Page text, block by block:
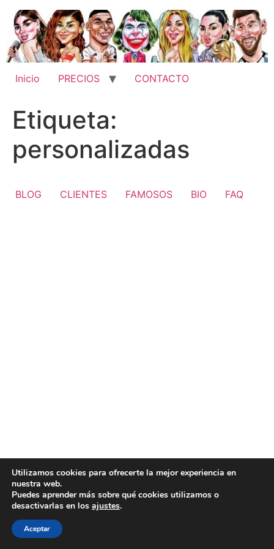
contenido
Inicio PRECIOS CONTACTO
Etiqueta:
personalizadas
BLOG CLIENTES FAMOSOS BIO FAQ
Utilizamos cookies para ofrecerte la mejor experiencia en
nuestra web.
Puedes aprender más sobre qué cookies utilizamos o
desactivarlas en los ajustes.
Aceptar